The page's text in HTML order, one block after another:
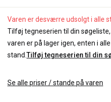
Varen er desværre udsolgt i alle
Tilføj tegneserien til din
varen er på lager igen, enten i
stand. Tilføj tegneserien til din
Se alle priser / stande på varen